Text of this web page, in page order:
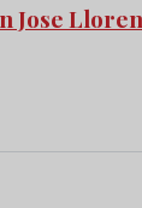
Jose